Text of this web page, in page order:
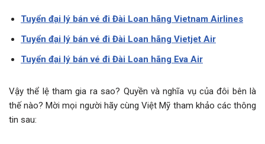
Tuyển đại lý bán vé đi Đài Loan hãng Vietnam Airlines
Tuyển đại lý bán vé đi Đài Loan hãng Vietjet Air
Tuyển đại lý bán vé đi Đài Loan hãng Eva Air
Vậy thể lệ tham gia ra sao? Quyền và nghĩa vụ của đôi bên là
thế nào? Mời mọi người hãy cùng Việt Mỹ tham khảo các thông
tin sau: